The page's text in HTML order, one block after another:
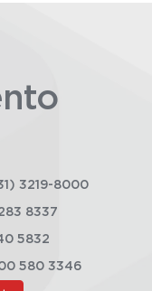
3219-8000
8337
5832
580 3346